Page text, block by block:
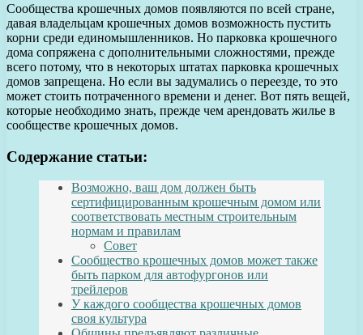
Сообщества крошечных домов появляются по всей стране,
давая владельцам крошечных домов возможность пустить
корни среди единомышленников. Но парковка крошечного
дома сопряжена с дополнительными сложностями, прежде
всего потому, что в некоторых штатах парковка крошечных
домов запрещена. Но если вы задумались о переезде, то это
может стоить потраченного времени и денег. Вот пять вещей,
которые необходимо знать, прежде чем арендовать жилье в
сообществе крошечных домов.
Содержание статьи:
Возможно, ваш дом должен быть
сертифицированным крошечным домом или
соответствовать местным строительным
нормам и правилам
Совет
Сообщество крошечных домов может также
быть парком для автофургонов или
трейлеров
У каждого сообщества крошечных домов
своя культура